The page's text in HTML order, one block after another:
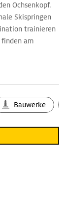
Ochsenkopf.
Skispringen
trainieren
am
Bauwerke